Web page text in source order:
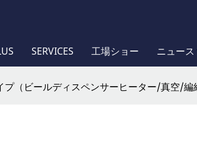
SERVICES 工場ショー ニュース
（ビールディスペンサーヒーター/真空/編